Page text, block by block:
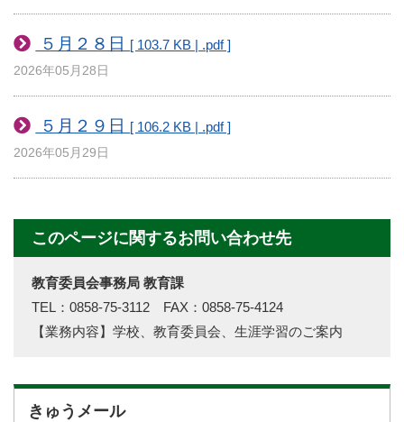
５月２８日 [ 103.7 KB | .pdf ]
2026年05月28日
５月２９日 [ 106.2 KB | .pdf ]
2026年05月29日
このページに関するお問い合わせ先
教育委員会事務局 教育課
TEL：0858-75-3112 FAX：0858-75-4124
【業務内容】学校、教育委員会、生涯学習のご案内
きゅうメール